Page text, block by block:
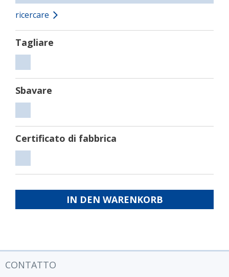
ricercare
Tagliare
Sbavare
Certificato di fabbrica
di
fabbrica
IN DEN WARENKORB
CONTATTO